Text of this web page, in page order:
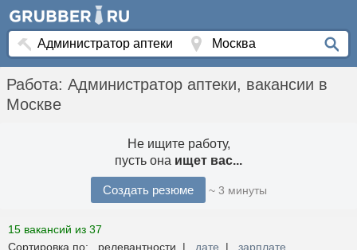
Работа: Администратор аптеки, вакансии в
Москве
Не ищите работу,
пусть она ищет вас...
Создать резюме ~ 3 минуты
15 вакансий из 37
Сортировка по: релевантности | дате | зарплате